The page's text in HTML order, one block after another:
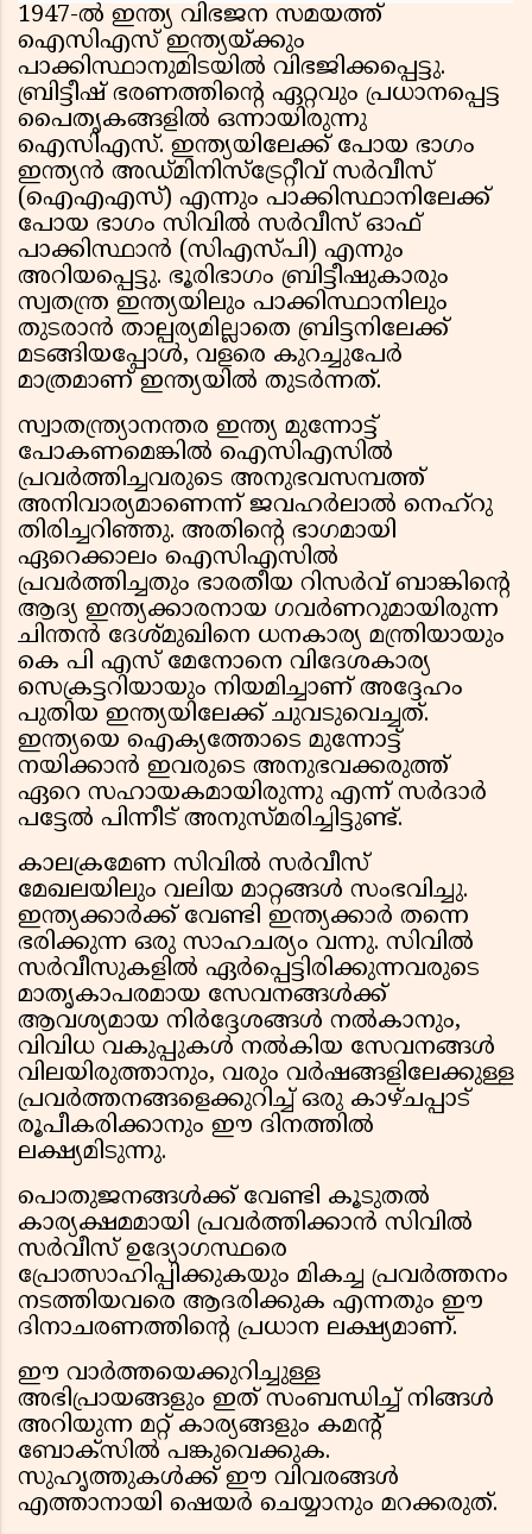
1947-ൽ ഇന്ത്യ വിഭജന സമയത്ത്
ഐസിഎസ് ഇന്ത്യയ്ക്കും
പാക്കിസ്ഥാനുമിടയിൽ വിഭജിക്കപ്പെട്ടു.
ബ്രിട്ടീഷ് ഭരണത്തിൻ്റെ ഏറ്റവും പ്രധാനപ്പെട്ട
പൈതൃകങ്ങളിൽ ഒന്നായിരുന്നു
ഐസിഎസ്. ഇന്ത്യയിലേക്ക് പോയ ഭാഗം
ഇന്ത്യൻ അഡ്മിനിസ്ട്രേറ്റീവ് സർവീസ്
(ഐഎഎസ്) എന്നും പാക്കിസ്ഥാനിലേക്ക്
പോയ ഭാഗം സിവിൽ സർവീസ് ഓഫ്
പാക്കിസ്ഥാൻ (സിഎസ്പി) എന്നും
അറിയപ്പെട്ടു. ഭൂരിഭാഗം ബ്രിട്ടീഷുകാരും
സ്വതന്ത്ര ഇന്ത്യയിലും പാക്കിസ്ഥാനിലും
തുടരാൻ താല്പര്യമില്ലാതെ ബ്രിട്ടനിലേക്ക്
മടങ്ങിയപ്പോൾ, വളരെ കുറച്ചുപേർ
മാത്രമാണ് ഇന്ത്യയിൽ തുടർന്നത്.
സ്വാതന്ത്ര്യാനന്തര ഇന്ത്യ മുന്നോട്ട്
പോകണമെങ്കിൽ ഐസിഎസിൽ
പ്രവർത്തിച്ചവരുടെ അനുഭവസമ്പത്ത്
അനിവാര്യമാണെന്ന് ജവഹർലാൽ നെഹ്റു
തിരിച്ചറിഞ്ഞു. അതിൻ്റെ ഭാഗമായി
ഏറെക്കാലം ഐസിഎസിൽ
പ്രവർത്തിച്ചതും ഭാരതീയ റിസർവ് ബാങ്കിൻ്റെ
ആദ്യ ഇന്ത്യക്കാരനായ ഗവർണറുമായിരുന്ന
ചിന്തൻ ദേശ്മുഖിനെ ധനകാര്യ മന്ത്രിയായും
കെ പി എസ് മേനോനെ വിദേശകാര്യ
സെക്രട്ടറിയായും നിയമിച്ചാണ് അദ്ദേഹം
പുതിയ ഇന്ത്യയിലേക്ക് ചുവടുവെച്ചത്.
ഇന്ത്യയെ ഐക്യത്തോടെ മുന്നോട്ട്
നയിക്കാൻ ഇവരുടെ അനുഭവക്കരുത്ത്
ഏറെ സഹായകമായിരുന്നു എന്ന് സർദാർ
പട്ടേൽ പിന്നീട് അനുസ്മരിച്ചിട്ടുണ്ട്.
കാലക്രമേണ സിവിൽ സർവീസ്
മേഖലയിലും വലിയ മാറ്റങ്ങൾ സംഭവിച്ചു.
ഇന്ത്യക്കാർക്ക് വേണ്ടി ഇന്ത്യക്കാർ തന്നെ
ഭരിക്കുന്ന ഒരു സാഹചര്യം വന്നു. സിവിൽ
സർവീസുകളിൽ ഏർപ്പെട്ടിരിക്കുന്നവരുടെ
മാതൃകാപരമായ സേവനങ്ങൾക്ക്
ആവശ്യമായ നിർദ്ദേശങ്ങൾ നൽകാനും,
വിവിധ വകുപ്പുകൾ നൽകിയ സേവനങ്ങൾ
വിലയിരുത്താനും, വരും വർഷങ്ങളിലേക്കുള്ള
പ്രവർത്തനങ്ങളെക്കുറിച്ച് ഒരു കാഴ്ചപ്പാട്
രൂപീകരിക്കാനും ഈ ദിനത്തിൽ
ലക്ഷ്യമിടുന്നു.
പൊതുജനങ്ങൾക്ക് വേണ്ടി കൂടുതൽ
കാര്യക്ഷമമായി പ്രവർത്തിക്കാൻ സിവിൽ
സർവീസ് ഉദ്യോഗസ്ഥരെ
പ്രോത്സാഹിപ്പിക്കുകയും മികച്ച പ്രവർത്തനം
നടത്തിയവരെ ആദരിക്കുക എന്നതും ഈ
ദിനാചരണത്തിൻ്റെ പ്രധാന ലക്ഷ്യമാണ്.
ഈ വാർത്തയെക്കുറിച്ചുള്ള
അഭിപ്രായങ്ങളും ഇത് സംബന്ധിച്ച് നിങ്ങൾ
അറിയുന്ന മറ്റ് കാര്യങ്ങളും കമന്റ്
ബോക്സിൽ പങ്കുവെക്കുക.
സുഹൃത്തുകൾക്ക് ഈ വിവരങ്ങൾ
എത്താനായി ഷെയർ ചെയ്യാനും മറക്കരുത്.